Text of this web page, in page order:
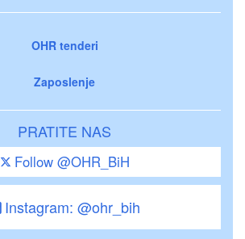
OHR tenderi
Zaposlenje
PRATITE NAS
Follow @OHR_BiH
Instagram: @ohr_bih